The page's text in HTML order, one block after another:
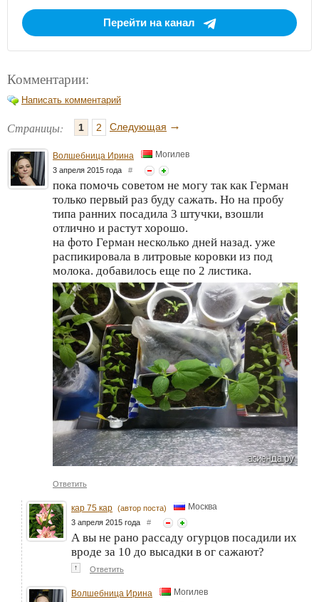
Перейти на канал
Комментарии:
Написать комментарий
Страницы: 1 2 Следующая →
Волшебница Ирина Могилев
3 апреля 2015 года #
пока помочь советом не могу так как Герман
только первый раз буду сажать. Но на пробу
типа ранних посадила 3 штучки, взошли
отлично и растут хорошо.
на фото Герман несколько дней назад. уже
распикировала в литровые коровки из под
молока. добавилось еще по 2 листика.
Ответить
кар 75 кар (автор поста) Москва
3 апреля 2015 года #
А вы не рано рассаду огурцов посадили их
вроде за 10 до высадки в ог сажают?
↑ Ответить
Волшебница Ирина Могилев